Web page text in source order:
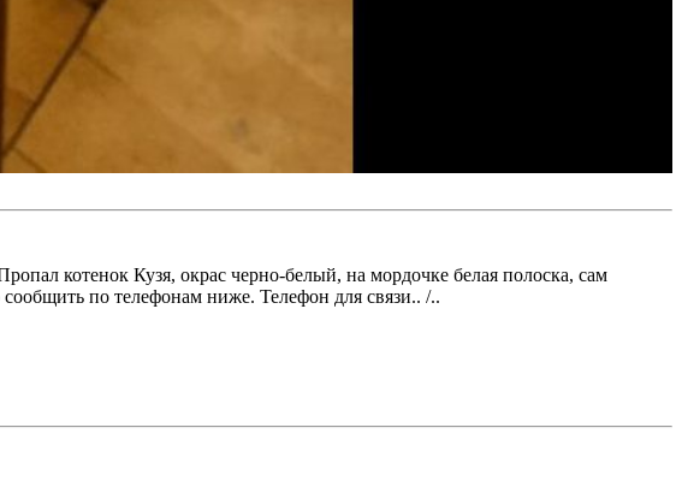
котенок Кузя, окрас черно-белый, на мордочке белая полоска, сам
по телефонам ниже. Телефон для связи.. /..